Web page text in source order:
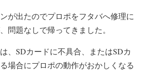
が出たのでプロポをフタバへ修理に
問題なしで帰ってきました。
、SDカードに不具合、またはSDカ
場合にプロポの動作がおかしくなる